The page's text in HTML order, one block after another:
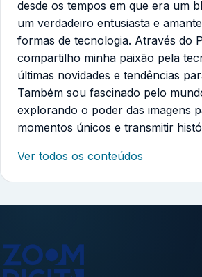
desde os tempos em que era um
um verdadeiro entusiasta e
formas de tecnologia. Através do
compartilho minha paixão pela
últimas novidades e tendências
Também sou fascinado pelo
explorando o poder das imagens
momentos únicos e transmitir
Ver todos os conteúdos